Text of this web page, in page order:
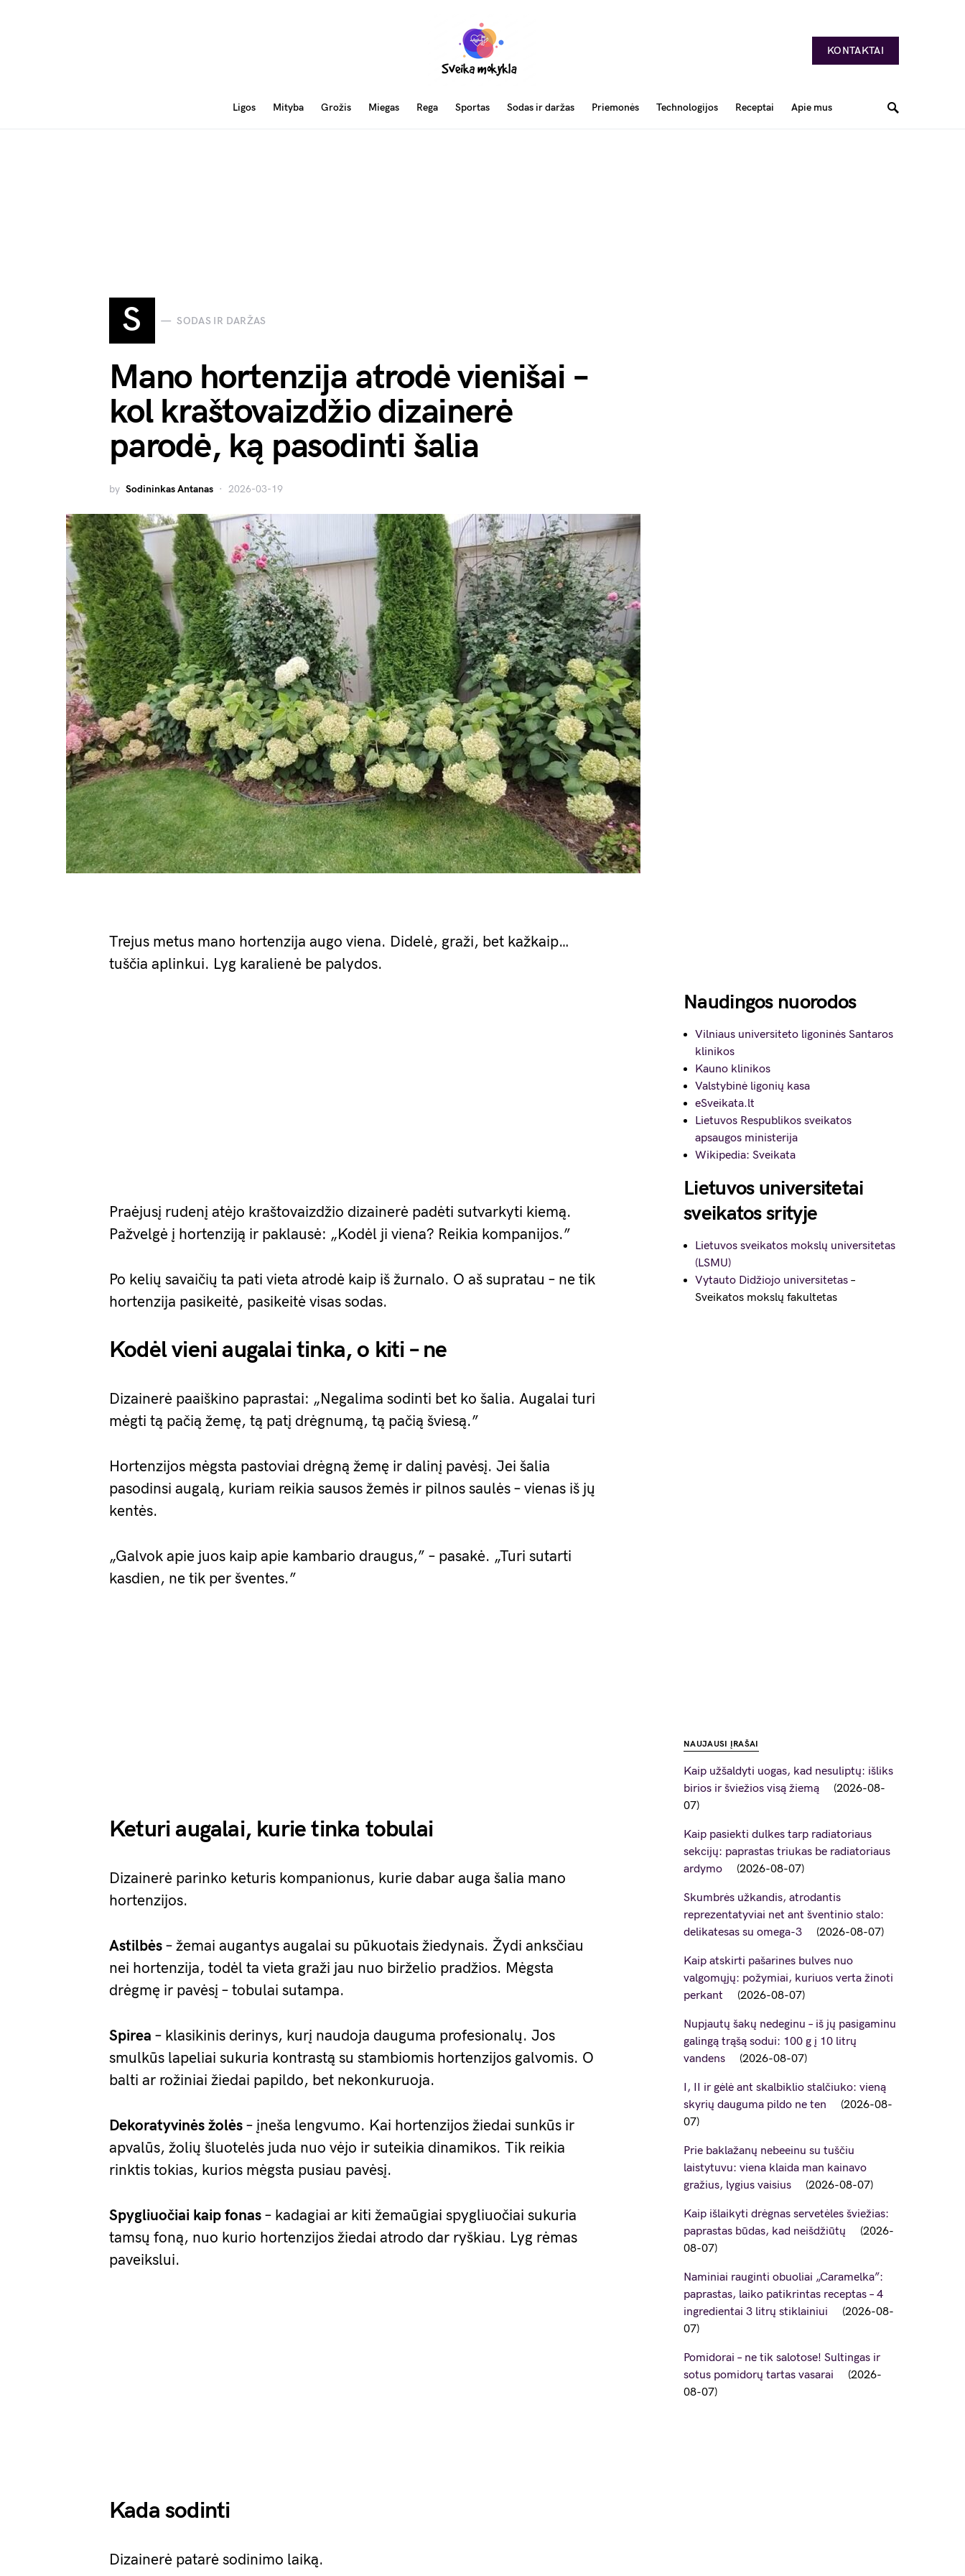
KONTAKTAI
Ligos Mityba Grožis Miegas Rega Sportas Sodas ir daržas Priemonės Technologijos Receptai Apie mus
S SODAS IR DARŽAS
Mano hortenzija atrodė vienišai –
kol kraštovaizdžio dizainerė
parodė, ką pasodinti šalia
by Sodininkas Antanas 2026-03-19
Trejus metus mano hortenzija augo viena. Didelė, graži, bet kažkaip…
tuščia aplinkui. Lyg karalienė be palydos.
Praėjusį rudenį atėjo kraštovaizdžio dizainerė padėti sutvarkyti kiemą.
Pažvelgė į hortenziją ir paklausė: „Kodėl ji viena? Reikia kompanijos.”
Po kelių savaičių ta pati vieta atrodė kaip iš žurnalo. O aš supratau – ne tik
hortenzija pasikeitė, pasikeitė visas sodas.
Kodėl vieni augalai tinka, o kiti – ne
Dizainerė paaiškino paprastai: „Negalima sodinti bet ko šalia. Augalai turi
mėgti tą pačią žemę, tą patį drėgnumą, tą pačią šviesą.”
Hortenzijos mėgsta pastoviai drėgną žemę ir dalinį pavėsį. Jei šalia
pasodinsi augalą, kuriam reikia sausos žemės ir pilnos saulės – vienas iš jų
kentės.
„Galvok apie juos kaip apie kambario draugus,” – pasakė. „Turi sutarti
kasdien, ne tik per šventes.”
Keturi augalai, kurie tinka tobulai
Dizainerė parinko keturis kompanionus, kurie dabar auga šalia mano
hortenzijos.
Astilbės – žemai augantys augalai su pūkuotais žiedynais. Žydi anksčiau
nei hortenzija, todėl ta vieta graži jau nuo birželio pradžios. Mėgsta
drėgmę ir pavėsį – tobulai sutampa.
Spirea – klasikinis derinys, kurį naudoja dauguma profesionalų. Jos
smulkūs lapeliai sukuria kontrastą su stambiomis hortenzijos galvomis. O
balti ar rožiniai žiedai papildo, bet nekonkuruoja.
Dekoratyvinės žolės – įneša lengvumo. Kai hortenzijos žiedai sunkūs ir
apvalūs, žolių šluotelės juda nuo vėjo ir suteikia dinamikos. Tik reikia
rinktis tokias, kurios mėgsta pusiau pavėsį.
Spygliuočiai kaip fonas – kadagiai ar kiti žemaūgiai spygliuočiai sukuria
tamsų foną, nuo kurio hortenzijos žiedai atrodo dar ryškiau. Lyg rėmas
paveikslui.
Kada sodinti
Dizainerė patarė sodinimo laiką.
Naudingos nuorodos
Vilniaus universiteto ligoninės Santaros
klinikos
Kauno klinikos
Valstybinė ligonių kasa
eSveikata.lt
Lietuvos Respublikos sveikatos
apsaugos ministerija
Wikipedia: Sveikata
Lietuvos universitetai
sveikatos srityje
Lietuvos sveikatos mokslų universitetas
(LSMU)
Vytauto Didžiojo universitetas –
Sveikatos mokslų fakultetas
NAUJAUSI ĮRAŠAI
Kaip užšaldyti uogas, kad nesuliptų: išliks
birios ir šviežios visą žiemą
2026-08-
07
Kaip pasiekti dulkes tarp radiatoriaus
sekcijų: paprastas triukas be radiatoriaus
ardymo
2026-08-07
Skumbrės užkandis, atrodantis
reprezentatyviai net ant šventinio stalo:
delikatesas su omega-3
2026-08-07
Kaip atskirti pašarines bulves nuo
valgomųjų: požymiai, kuriuos verta žinoti
perkant
2026-08-07
Nupjautų šakų nedeginu – iš jų pasigaminu
galingą trąšą sodui: 100 g į 10 litrų
vandens
2026-08-07
I, II ir gėlė ant skalbiklio stalčiuko: vieną
skyrių dauguma pildo ne ten
2026-08-
07
Prie baklažanų nebeeinu su tuščiu
laistytuvu: viena klaida man kainavo
gražius, lygius vaisius
2026-08-07
Kaip išlaikyti drėgnas servetėles šviežias:
paprastas būdas, kad neišdžiūtų
2026-
08-07
Naminiai rauginti obuoliai „Caramelka”:
paprastas, laiko patikrintas receptas – 4
ingredientai 3 litrų stiklainiui
2026-08-
07
Pomidorai – ne tik salotose! Sultingas ir
sotus pomidorų tartas vasarai
2026-
08-07